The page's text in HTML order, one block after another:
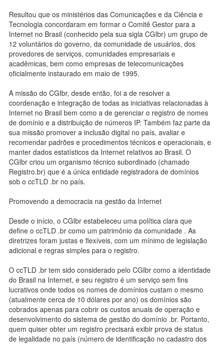
Resultou que os ministérios das Comunicações e da Ciência e
Tecnologia concordaram em formar o Comitê Gestor para a
Internet no Brasil (conhecido pela sua sigla CGIbr) um grupo de
12 voluntários do governo, da comunidade de usuários, dos
provedores de serviços, comunidades empresariais e
acadêmicas, bem como empresas de telecomunicações
oficialmente instaurado em maio de 1995.
A missão do CGIbr, desde então, foi a de resolver a
coordenação e integração de todas as iniciativas relacionadas à
Internet no Brasil bem como a de gerenciar o registro de nomes
de domínio e a distribuição de números IP. Também faz parte da
sua missão promover a inclusão digital no país, avaliar e
recomendar padrões e procedimentos técnicos e operacionais, e
manter dados estatísticos da Internet relativos ao Brasil. O
CGIbr criou um organismo técnico subordinado (chamado
Registro.br) que é a única entidade registradora de domínios
sob o ccTLD .br no país.
Promovendo a democracia na gestão da Internet
Desde o início, o CGIbr estabeleceu uma política clara que
define o ccTLD .br como um patrimônio da comunidade . As
diretrizes foram justas e flexíveis, com um mínimo de legislação
adicional e regras simples para o registro.
O ccTLD .br tem sido considerado pelo CGIbr como a identidade
do Brasil na Internet, e seu registro é um serviço sem fins
lucrativos onde todos os nomes de domínios custam o mesmo
(atualmente cerca de 10 dólares por ano) os domínios são
cobrados apenas para cobrir os custos anuais de operação e
desenvolvimento do sistema de gestão do domínio .br. Portanto,
quem quiser obter um registro precisará exibir prova de status
de legalidade no país (número de identificação no cadastro dos